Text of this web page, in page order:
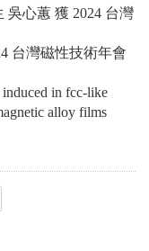
吳心蕙 獲 2024 台灣
台灣磁性技術年會
in fcc-like
alloy films